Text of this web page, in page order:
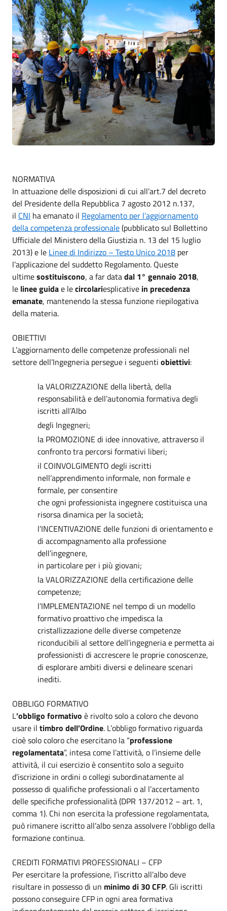
NORMATIVA
In attuazione delle disposizioni di cui all’art.7 del decreto
del Presidente della Repubblica 7 agosto 2012 n.137,
il CNI ha emanato il Regolamento per l’aggiornamento
della competenza professionale(pubblicato sul Bollettino
Ufficiale del Ministero della Giustizia n. 13 del 15 luglio
2013) e le Linee di Indirizzo – Testo Unico 2018 per
l’applicazione del suddetto Regolamento. Queste
ultimesostituiscono, a far datadal 1° gennaio 2018,
le linee guidae lecircolariesplicative in precedenza
emanate, mantenendo la stessa funzione riepilogativa
della materia.
OBIETTIVI
L’aggiornamento delle competenze professionali nel
settore dell’Ingegneria persegue i seguenti obiettivi:
la VALORIZZAZIONE della libertà, della
responsabilità e dell’autonomia formativa degli
iscritti all’Albo
degli Ingegneri;
la PROMOZIONE di idee innovative, attraverso il
confronto tra percorsi formativi liberi;
il COINVOLGIMENTO degli iscritti
nell’apprendimento informale, non formale e
formale, per consentire
che ogni professionista ingegnere costituisca una
risorsa dinamica per la società;
l’INCENTIVAZIONE delle funzioni di orientamento e
di accompagnamento alla professione
dell’ingegnere,
in particolare per i più giovani;
la VALORIZZAZIONE della certificazione delle
competenze;
l’IMPLEMENTAZIONE nel tempo di un modello
formativo proattivo che impedisca la
cristallizzazione delle diverse competenze
riconducibili al settore dell’ingegneria e permetta ai
professionisti di accrescere le proprie conoscenze,
di esplorare ambiti diversi e delineare scenari
inediti.
OBBLIGO FORMATIVO
L’obbligo formativo è rivolto solo a coloro che devono
usare il timbro dell’Ordine. L’obbligo formativo riguarda
cioè solo coloro che esercitano la “professione
regolamentata”, intesa come l’attività, o l’insieme delle
attività, il cui esercizio è consentito solo a seguito
d’iscrizione in ordini o collegi subordinatamente al
possesso di qualifiche professionali o al l’accertamento
delle specifiche professionalità (DPR 137/2012 – art. 1,
comma 1). Chi non esercita la professione regolamentata,
può rimanere iscritto all’albo senza assolvere l’obbligo della
formazione continua.
CREDITI FORMATIVI PROFESSIONALI – CFP
Per esercitare la professione, l’iscritto all’albo deve
risultare in possesso di un minimo di 30 CFP. Gli iscritti
possono conseguire CFP in ogni area formativa